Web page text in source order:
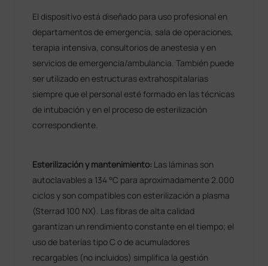
El dispositivo está diseñado para uso profesional en
departamentos de emergencia, sala de operaciones,
terapia intensiva, consultorios de anestesia y en
servicios de emergencia/ambulancia. También puede
ser utilizado en estructuras extrahospitalarias
siempre que el personal esté formado en las técnicas
de intubación y en el proceso de esterilización
correspondiente.
Esterilización y mantenimiento: Las láminas son
autoclavables a 134 °C para aproximadamente 2.000
ciclos y son compatibles con esterilización a plasma
(Sterrad 100 NX). Las fibras de alta calidad
garantizan un rendimiento constante en el tiempo; el
uso de baterías tipo C o de acumuladores
recargables (no incluidos) simplifica la gestión